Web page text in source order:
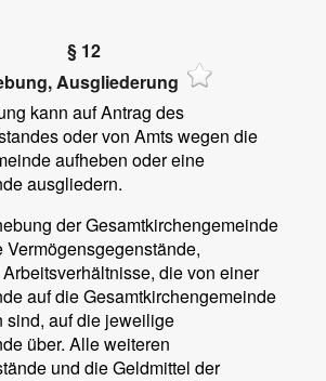
§ 12
Ausgliederung
kann auf Antrag des
oder von Amts wegen die
aufheben oder eine
ausgliedern.
der Gesamtkirchengemeinde
die von einer
auf die Gesamtkirchengemeinde
sind, auf die jeweilige
über. Alle weiteren
und die Geldmittel der